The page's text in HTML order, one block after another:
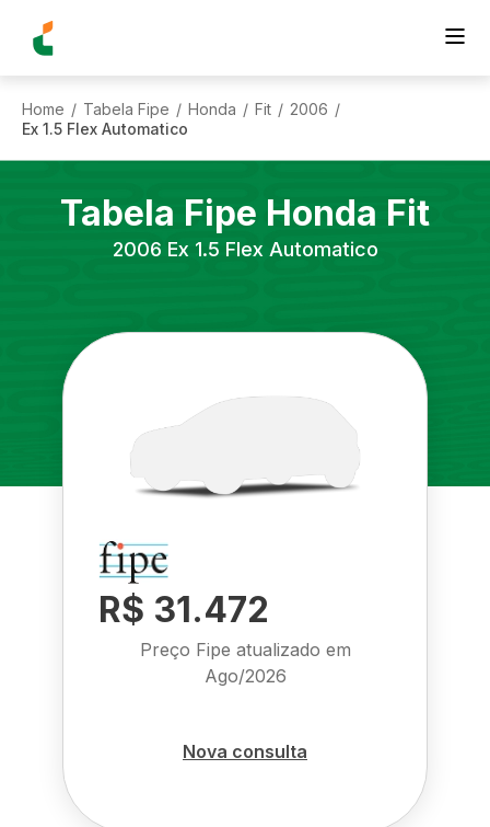
Home / Tabela Fipe / Honda / Fit / 2006 /
Ex 1.5 Flex Automatico
Tabela Fipe Honda Fit
2006 Ex 1.5 Flex Automatico
R$ 31.472
Preço Fipe atualizado em
Ago/2026
Nova consulta